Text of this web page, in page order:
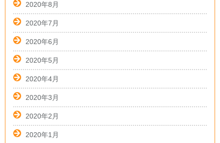
2020年8月
2020年7月
2020年6月
2020年5月
2020年4月
2020年3月
2020年2月
2020年1月